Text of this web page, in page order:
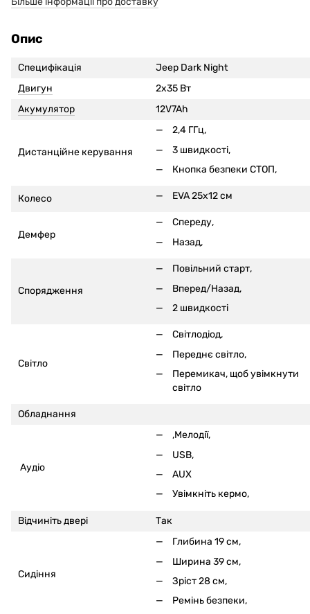
Опис
Специфікація
Jeep Dark Night
Двигун
2x35 Вт
Акумулятор
12V7Ah
Дистанційне керування
2,4 ГГц,
3 швидкості,
Кнопка безпеки СТОП,
Колесо EVA 25x12 см
Демфер
Спереду,
Назад,
Спорядження
Повільний старт,
Вперед/Назад,
2 швидкості
Світло
Світлодіод,
Переднє світло,
Перемикач, щоб увімкнути
світло
Обладнання
Аудіо
,Мелодії,
USB,
AUX
Увімкніть кермо,
Відчиніть двері Так
Сидіння
Глибина 19 см,
Ширина 39 см,
Зріст 28 см,
Ремінь безпеки,